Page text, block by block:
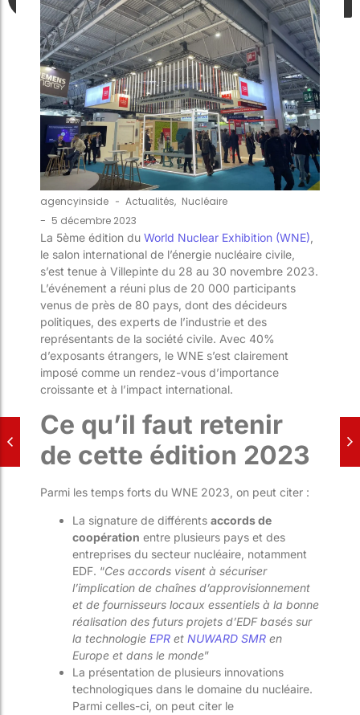
agencyinside - Actualités, Nucléaire
- 5 décembre 2023
La 5ème édition du World Nuclear Exhibition (WNE)
le salon international de l’énergie nucléaire civile,
s’est tenue à Villepinte du 28 au 30 novembre 2023.
L’événement a réuni plus de 20 000 participants
venus de près de 80 pays, dont des décideurs
politiques, des experts de l’industrie et des
représentants de la société civile. Avec 40%
d’exposants étrangers, le WNE s’est clairement
imposé comme un rendez-vous d’importance
croissante et à l’impact international.
Ce qu’il faut retenir
de cette édition 2023
Parmi les temps forts du WNE 2023, on peut citer :
La signature de différents accords de
coopération entre plusieurs pays et des
entreprises du secteur nucléaire, notamment
EDF. “Ces accords visent à sécuriser
l’implication de chaînes d’approvisionnement
et de fournisseurs locaux essentiels à la bonne
réalisation des futurs projets d’EDF basés sur
la technologie EPR et NUWARD SMR en
Europe et dans le monde”
La présentation de plusieurs innovations
technologiques dans le domaine du nucléaire.
Parmi celles-ci, on peut citer le